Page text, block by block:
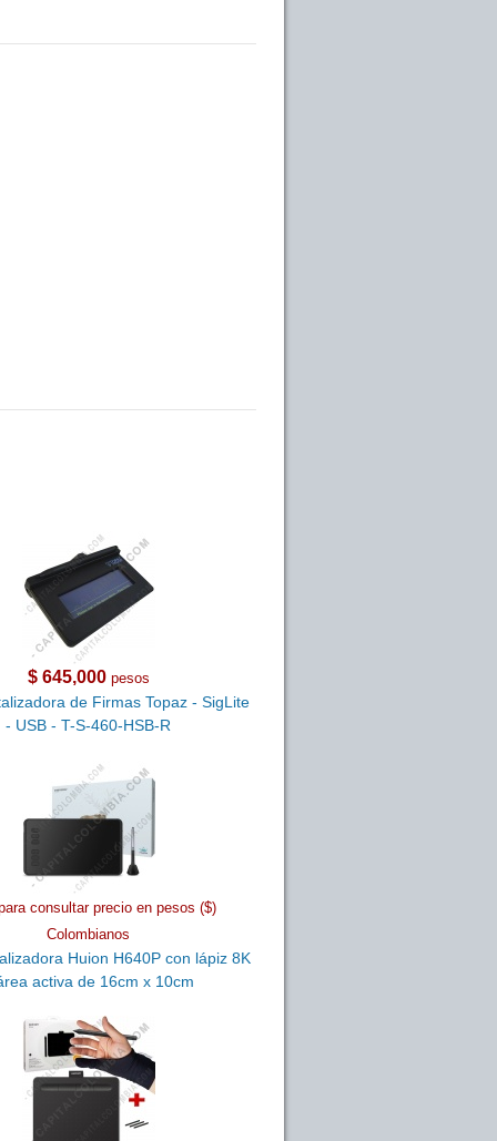
$ 645,000pesos
de Firmas Topaz - SigLite
- USB - T-S-460-HSB-R
consultar precio en pesos ($)
Colombianos
Huion H640P con lápiz 8K
activa de 16cm x 10cm